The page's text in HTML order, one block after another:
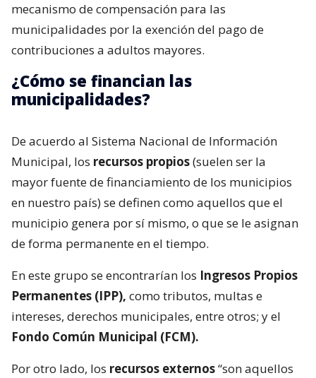
mecanismo de compensación para las
municipalidades por la exención del pago de
contribuciones a adultos mayores.
¿Cómo se financian las
municipalidades?
De acuerdo al Sistema Nacional de Información
Municipal, los recursos propios(suelen ser la
mayor fuente de financiamiento de los municipios
en nuestro país) se definen como aquellos que el
municipio genera por sí mismo, o que se le asignan
de forma permanente en el tiempo.
En este grupo se encontrarían los Ingresos Propios
Permanentes (IPP), como tributos, multas e
intereses, derechos municipales, entre otros; y el
Fondo Común Municipal (FCM).
Por otro lado, los recursos externos“son aquellos